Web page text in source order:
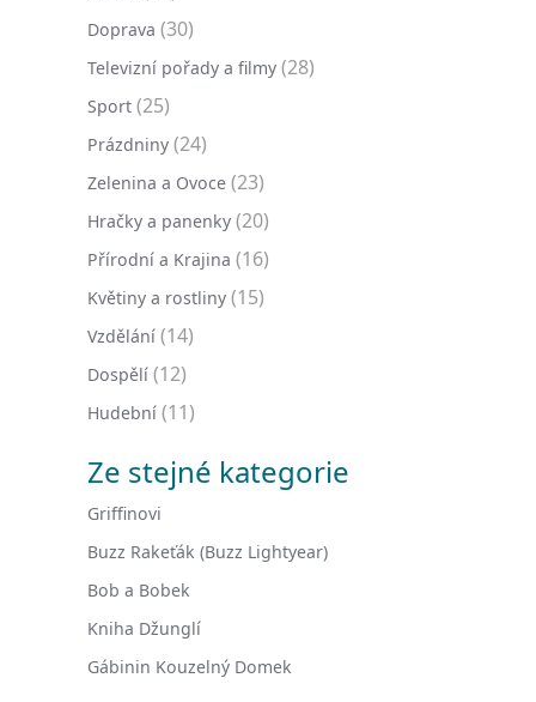
Doprava (30)
Televizní pořady a filmy (28)
Sport (25)
Prázdniny (24)
Zelenina a Ovoce (23)
Hračky a panenky (20)
Přírodní a Krajina (16)
Květiny a rostliny (15)
Vzdělání (14)
Dospělí (12)
Hudební (11)
Ze stejné kategorie
Griffinovi
Buzz Rakeťák (Buzz Lightyear)
Bob a Bobek
Kniha Džunglí
Gábinin Kouzelný Domek